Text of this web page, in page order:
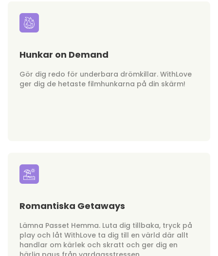
Hunkar on Demand
Gör dig redo för underbara drömkillar. WithLove
ger dig de hetaste filmhunkarna på din skärm!
Romantiska Getaways
Lämna Passet Hemma. Luta dig tillbaka, tryck på
play och låt WithLove ta dig till en värld där allt
handlar om kärlek och skratt och ger dig en